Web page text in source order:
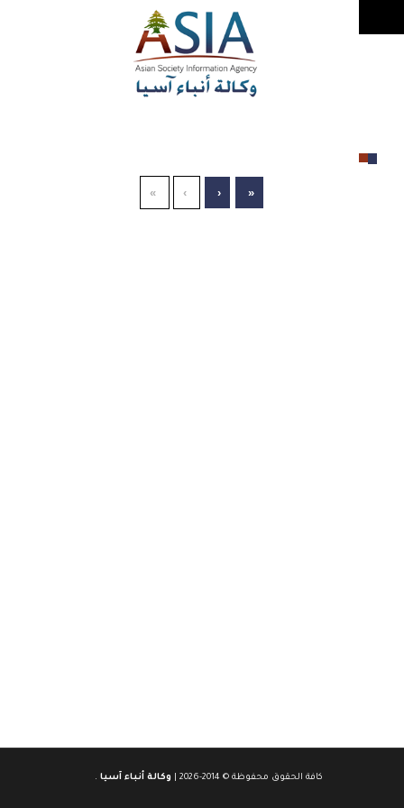
«
‹
›
»
كافة الحقوق محفوظة © 2014-2026 | وكالة أنباء آسيا .